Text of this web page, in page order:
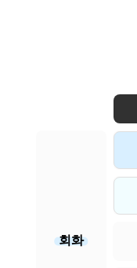
회화